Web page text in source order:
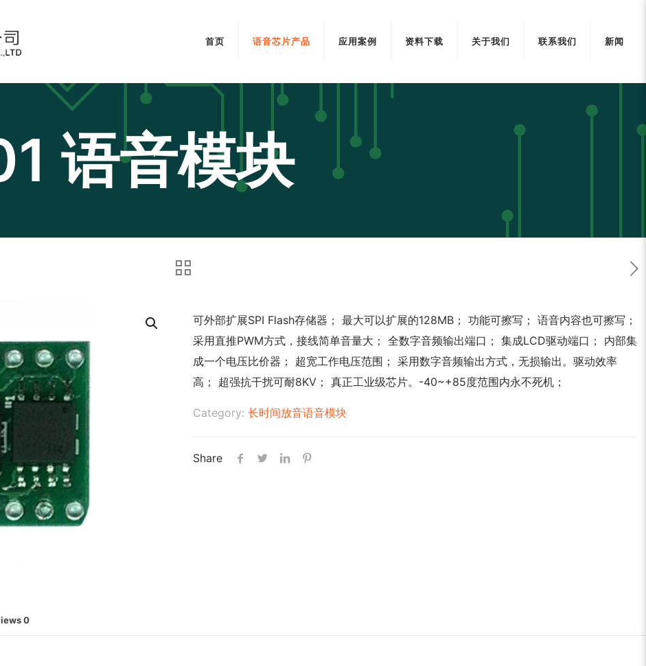
首页 语音芯片产品 应用案例 资料下载 关于我们 联系我们 新闻
语音模块
可外部扩展SPI Flash存储器； 最大可以扩展的128MB； 功能可擦写； 语音内容也可擦写；
采用直推PWM方式，接线简单音量大； 全数字音频输出端口； 集成LCD驱动端口； 内部集
成一个电压比价器； 超宽工作电压范围； 采用数字音频输出方式，无损输出。驱动效率
高； 超强抗干扰可耐8KV； 真正工业级芯片。-40~+85度范围内永不死机；
Category: 长时间放音语音模块
Share
0